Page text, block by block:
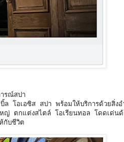
รณ์สปา
ล โอเอซิส สปา พร้อมให้บริการด้วยสิ่งอ
ญ่ ตกแต่งสไตล์ โอเรียนทอล โดดเด่น
กับชีวิต